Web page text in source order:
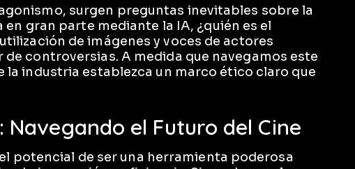
surgen preguntas inevitables sobre la
en gran parte mediante la IA, ¿quién es el
de imágenes y voces de actores
controversias. A medida que navegamos este
la industria establezca un marco ético claro que
Navegando el Futuro del Cine
potencial de ser una herramienta poderosa